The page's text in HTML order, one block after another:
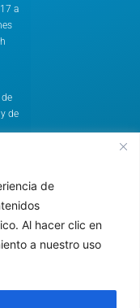
de
Al hacer clic en
a nuestro uso
a
de